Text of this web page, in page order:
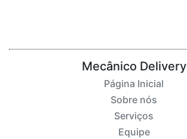
Mecânico Delivery
Página Inicial
Sobre nós
Serviços
Equipe